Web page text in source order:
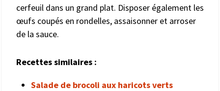
cerfeuil dans un grand plat. Disposer également les
œufs coupés en rondelles, assaisonner et arroser
de la sauce.
Recettes similaires :
Salade de brocoli aux haricots verts